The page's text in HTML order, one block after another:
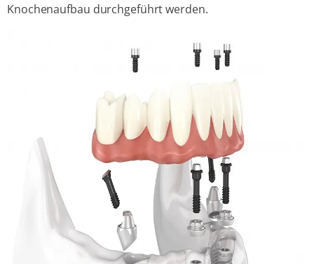
Knochenaufbau durchgeführt werden.